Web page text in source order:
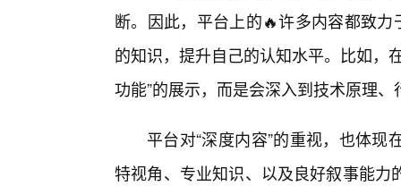
断。因此，平台上的🔥许多内容都致
的知识，提升自己的认知水平。比如，
功能”的展示，而是会深入到技术原理
平台对“深度内容”的重视，也体
特视角、专业知识、以及良好叙事能